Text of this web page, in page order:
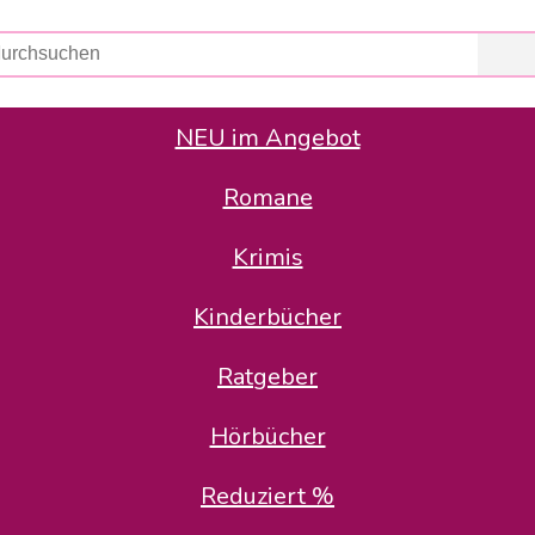
NEU im Angebot
Romane
Krimis
Kinderbücher
Ratgeber
Hörbücher
Reduziert %
Avus Buch & Medien GmbH
zurück: Karl-Otto Binder übernimmt die
welche die AVUS langfristig begleiten
in der Schanzenstr. 13, 51063 Köln und führt dort den
Rufnummern und E-Mail- Adressen erreichbar.